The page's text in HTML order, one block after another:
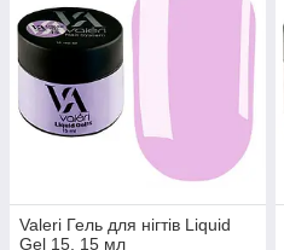
Valeri Гель для нігтів Liquid
Gel 15, 15 мл